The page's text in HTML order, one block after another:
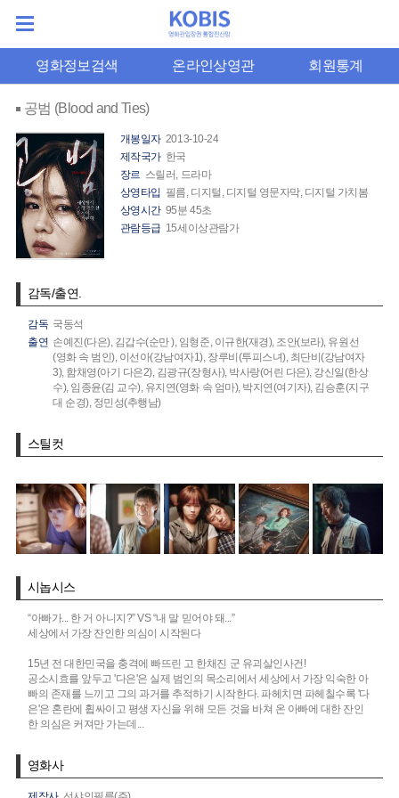
영화정보검색 온라인상영관 회원통계
공범 (Blood and Ties)
개봉일자 2013-10-24
제작국가 한국
장르 스릴러, 드라마
상영타입 필름, 디지털, 디지털 영문자막, 디지털 가치봄
상영시간 95분 45초
관람등급 15세이상관람가
감독/출연.
감독 국동석
출연 손예진(다은), 김갑수(순만 ), 임형준, 이규한(재경), 조안(보라), 유원선
(영화 속 범인), 이선아(강남여자1), 장루비(투피스녀), 최단비(강남여자
3), 함채영(아기 다은2), 김광규(장형사), 박사랑(어린 다은), 강신일(한상
수), 임종윤(김 교수), 유지연(영화 속 엄마), 박지연(여기자), 김승훈(지구
대 순경), 정민성(추행남)
스틸컷
시놉시스
“아빠가... 한 거 아니지?” VS “내 말 믿어야 돼...”
세상에서 가장 잔인한 의심이 시작된다
15년 전 대한민국을 충격에 빠뜨린 고 한채진 군 유괴살인사건!
공소시효를 앞두고 '다은'은 실제 범인의 목소리에서 세상에서 가장 익숙한 아
빠의 존재를 느끼고 그의 과거를 추적하기 시작한다. 파헤치면 파헤칠수록 '다
은'은 혼란에 휩싸이고 평생 자신을 위해 모든 것을 바쳐 온 아빠에 대한 잔인
한 의심은 커져만 가는데...
영화사